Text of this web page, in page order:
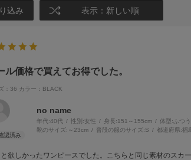
込み 表示：新しい順
ル価格で買えてお得でした。
：36 カラー：BLACK
no name
年代:40代 性別:女性 身長:151～155cm 体型: ふつう
靴のサイズ: ～23cm 普段の服のサイズ:S 都道府県:福
欲しかったワンピースでした。こちらと同じ素材のスカ